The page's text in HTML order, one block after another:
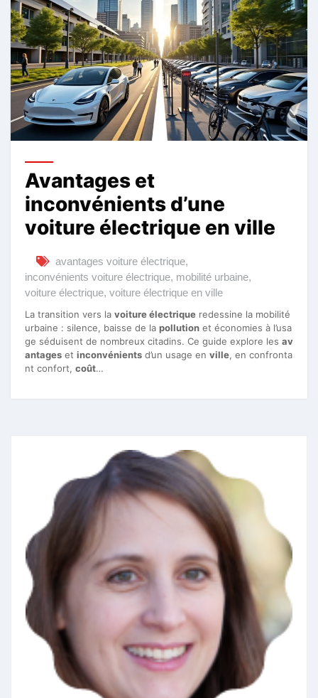
Avantages et
inconvénients d’une
voiture électrique en ville
avantages voiture électrique,
inconvénients voiture électrique, mobilité urbaine,
voiture électrique, voiture électrique en ville
La transition vers la voiture électrique redessine la mobilité
urbaine : silence, baisse de la pollution et économies à l’usa
ge séduisent de nombreux citadins. Ce guide explore les av
antages et inconvénients d’un usage en ville, en confronta
nt confort, coût…